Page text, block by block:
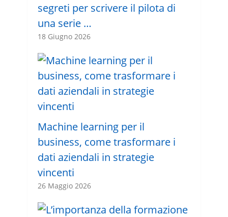
segreti per scrivere il pilota di
una serie …
18 Giugno 2026
Machine learning per il
business, come trasformare i
dati aziendali in strategie
vincenti
26 Maggio 2026